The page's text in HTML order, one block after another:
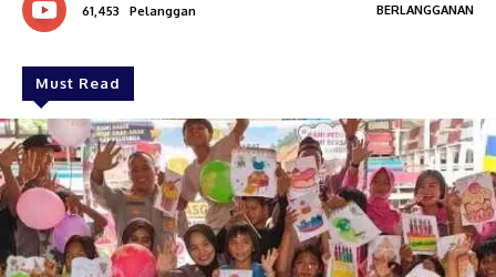
61,453 Pelanggan BERLANGGANAN
Must Read